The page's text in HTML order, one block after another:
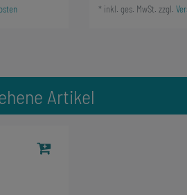
* inkl. ges. MwSt. zzgl.
Artikel